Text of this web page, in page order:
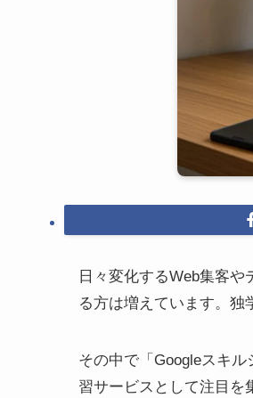
日々変化するWeb集客
る方は増えています。独
その中で「Googleスキ
習サービスとして注目を